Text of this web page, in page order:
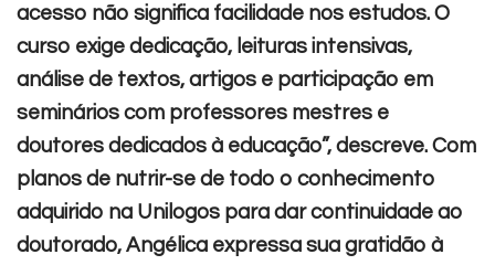
acesso não significa facilidade nos estudos. O
curso exige dedicação, leituras intensivas,
análise de textos, artigos e participação em
seminários com professores mestres e
doutores dedicados à educação”, descreve. Com
planos de nutrir-se de todo o conhecimento
adquirido na Unilogos para dar continuidade ao
doutorado, Angélica expressa sua gratidão à